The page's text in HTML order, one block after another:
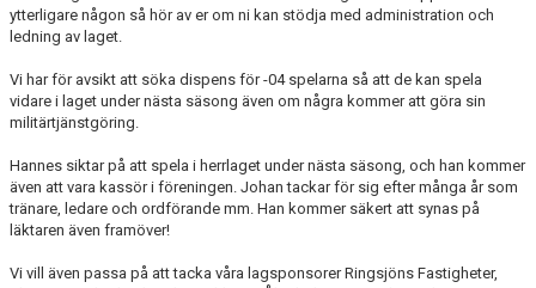
ytterligare någon så hör av er om ni kan stödja med administration och
ledning av laget.
Vi har för avsikt att söka dispens för -04 spelarna så att de kan spela
vidare i laget under nästa säsong även om några kommer att göra sin
militärtjänstgöring.
Hannes siktar på att spela i herrlaget under nästa säsong, och han kommer
även att vara kassör i föreningen. Johan tackar för sig efter många år som
tränare, ledare och ordförande mm. Han kommer säkert att synas på
läktaren även framöver!
Vi vill även passa på att tacka våra lagsponsorer Ringsjöns Fastigheter,